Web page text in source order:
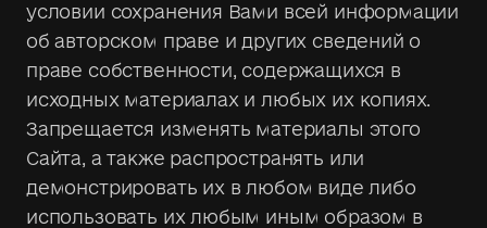
условии сохранения Вами всей информации
об авторском праве и других сведений о
праве собственности, содержащихся в
исходных материалах и любых их копиях.
Запрещается изменять материалы этого
Сайта, а также распространять или
демонстрировать их в любом виде либо
использовать их любым иным образом в